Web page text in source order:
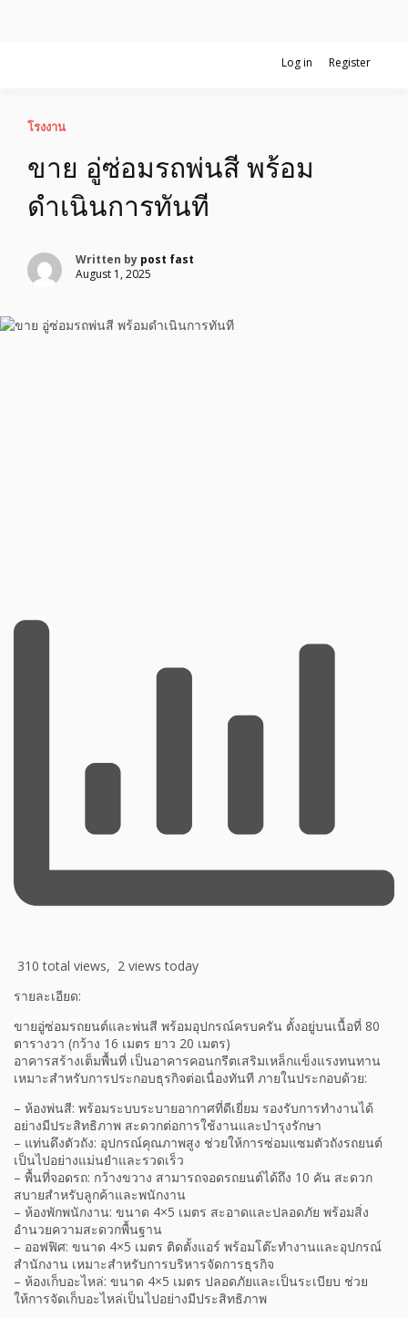
บ้าน รับจ้างโพสต์อสังหา แตกต่างอย่าง
ตั้งใจ รับรองผล อันดับ1 การโพสต์ขายอสัง
หา กับทีมงานบริษัท บ้าน ที่ดิน คอนโด
ติดGoogleหน้าแรกได้จริงๆ ใน 7 วัน
รับจ้างโพสอสังหา ขายบ้าน อสังหาโพสต์ เชื่อถือได้จริง รับโพสต์ ที่ดิน
กว่า20ปี ทีมงานมืออาชีพ ช่วยคุณขายบ้านมานาน ตัวจริง
Log in Register
โรงงาน
ขาย อู่ซ่อมรถพ่นสี พร้อม
ดำเนินการทันที
Written by post fast
August 1, 2025
310 total views, 2 views today
รายละเอียด:
ขายอู่ซ่อมรถยนต์และพ่นสี พร้อมอุปกรณ์ครบครัน ตั้งอยู่บนเนื้อที่ 80
ตารางวา (กว้าง 16 เมตร ยาว 20 เมตร)
อาคารสร้างเต็มพื้นที่ เป็นอาคารคอนกรีตเสริมเหล็กแข็งแรงทนทาน
เหมาะสำหรับการประกอบธุรกิจต่อเนื่องทันที ภายในประกอบด้วย:
– ห้องพ่นสี: พร้อมระบบระบายอากาศที่ดีเยี่ยม รองรับการทำงานได้
อย่างมีประสิทธิภาพ สะดวกต่อการใช้งานและบำรุงรักษา
– แท่นดึงตัวถัง: อุปกรณ์คุณภาพสูง ช่วยให้การซ่อมแซมตัวถังรถยนต์
เป็นไปอย่างแม่นยำและรวดเร็ว
– พื้นที่จอดรถ: กว้างขวาง สามารถจอดรถยนต์ได้ถึง 10 คัน สะดวก
สบายสำหรับลูกค้าและพนักงาน
– ห้องพักพนักงาน: ขนาด 4×5 เมตร สะอาดและปลอดภัย พร้อมสิ่ง
อำนวยความสะดวกพื้นฐาน
– ออฟฟิศ: ขนาด 4×5 เมตร ติดตั้งแอร์ พร้อมโต๊ะทำงานและอุปกรณ์
สำนักงาน เหมาะสำหรับการบริหารจัดการธุรกิจ
– ห้องเก็บอะไหล่: ขนาด 4×5 เมตร ปลอดภัยและเป็นระเบียบ ช่วย
ให้การจัดเก็บอะไหล่เป็นไปอย่างมีประสิทธิภาพ